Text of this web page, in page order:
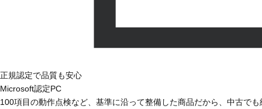
正規認定で品質も安心
Microsoft認定PC
100項目の動作点検など、基準に沿って整備した商品だから、中古で